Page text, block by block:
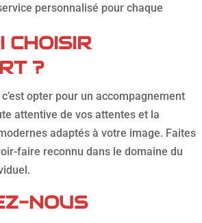
personnalisé pour chaque
CHOISIR
?
opter pour un accompagnement
attentive de vos attentes et la
adaptés à votre image. Faites
faire reconnu dans le domaine du
NOUS